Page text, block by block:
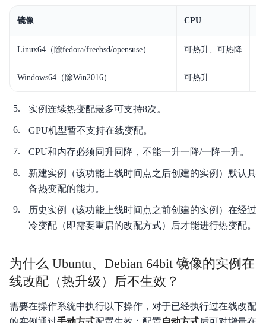
镜像 CPU
Linux64（除fedora/freebsd/opensuse） 可热升、可热降
Windows64（除Win2016） 可热升
实例连续热变配最多可支持8次。
GPU机型暂不支持在线变配。
CPU和内存必须同升同降，不能一升一降/一降一升。
新建实例（该功能上线时间点之后创建的实例）默认具
备热变配的能力。
历史实例（该功能上线时间点之前创建的实例）在经过
冷变配（即需要重启的改配方式）后才能进行热变配。
为什么 Ubuntu、Debian 64bit 镜像的实例在
线改配（热升级）后不生效？
需要在操作系统中执行以下操作，对于已经执行过在线改配